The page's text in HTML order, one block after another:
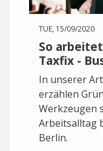
TUE, 15/09/2020
So
Taxfix -
In unserer
erzählen
Werkzeugen
Arbeitsalltag
Berlin.